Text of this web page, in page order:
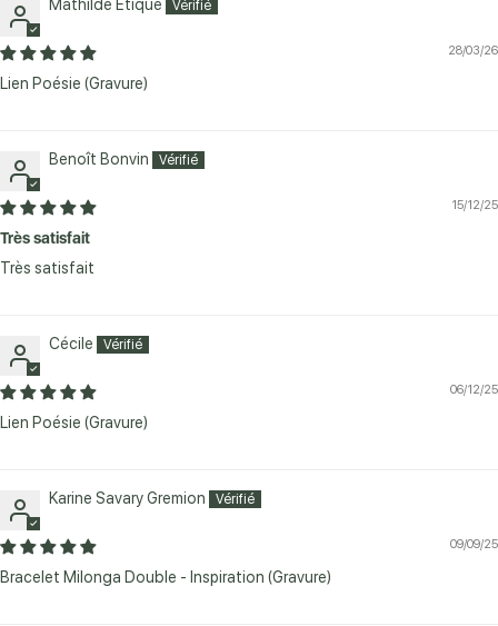
Mathilde Etique
28/03/26
Lien Poésie (Gravure)
Benoît Bonvin
15/12/25
Très satisfait
Très satisfait
Cécile
06/12/25
Lien Poésie (Gravure)
Karine Savary Gremion
09/09/25
Bracelet Milonga Double - Inspiration (Gravure)